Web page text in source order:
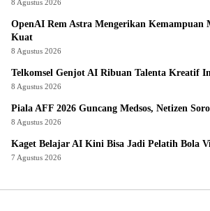
8 Agustus 2026
OpenAI Rem Astra Mengerikan Kemampuan
Kuat
8 Agustus 2026
Telkomsel Genjot AI Ribuan Talenta Kreatif
8 Agustus 2026
Piala AFF 2026 Guncang Medsos, Netizen
8 Agustus 2026
Kaget Belajar AI Kini Bisa Jadi Pelatih Bola
7 Agustus 2026